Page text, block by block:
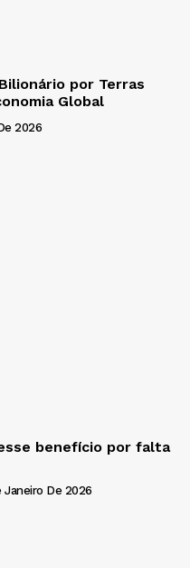
por Terras
Global
2026
benefício por falta
Janeiro De 2026